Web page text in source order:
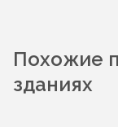
Похожие
зданиях